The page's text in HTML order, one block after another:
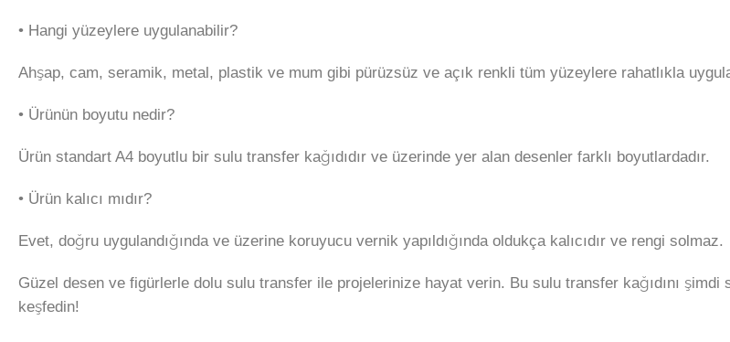
• Hangi yüzeylere uygulanabilir?
Ahşap, cam, seramik, metal, plastik ve mum gibi pürüzsüz ve açık renkli tüm yüzeylere rahatlıkla
• Ürünün boyutu nedir?
Ürün standart A4 boyutlu bir sulu transfer kağıdıdır ve üzerinde yer alan desenler farklı boyutlardadır.
• Ürün kalıcı mıdır?
Evet, doğru uygulandığında ve üzerine koruyucu vernik yapıldığında oldukça kalıcıdır ve rengi solmaz.
Güzel desen ve figürlerle dolu sulu transfer ile projelerinize hayat verin. Bu sulu transfer kağıdını şimdi
keşfedin!